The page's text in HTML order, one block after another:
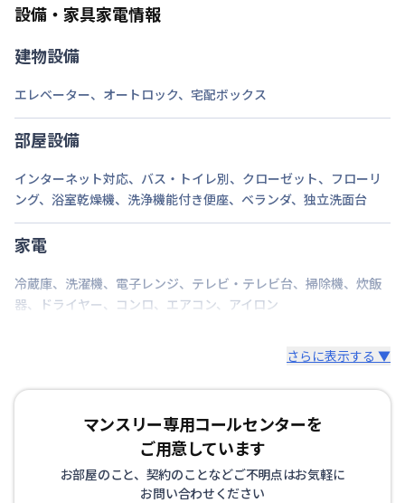
法人契約の場合、通常延長は7日前までにご連絡いた
だければ、1日単位でのご延長が可能でざいます。
（ご延長が14日未満の場合は、そこで契約終了とさ
せていただきます。）
途中の解約も7日前までにご連絡いただければ、多く
いただいている料金は日割りでご返金いたします。
・個人契約の場合、期間確定の契約となります。ご延
長（再契約）の希望に添えない場合がございます。
設備・家具家電情報
建物設備
エレベーター、 オートロック、 宅配ボックス
部屋設備
インターネット対応、 バス・トイレ別、 クローゼット、 フローリ
ング、 浴室乾燥機、 洗浄機能付き便座、 ベランダ、 独立洗面台
家電
冷蔵庫、 洗濯機、 電子レンジ、 テレビ・テレビ台、 掃除機、 炊飯
器、 ドライヤー、 コンロ、 エアコン、 アイロン
さらに表示する ▼
マンスリー専用コールセンターを
ご用意しています
お部屋のこと、契約のことなどご不明点はお気軽に
お問い合わせください